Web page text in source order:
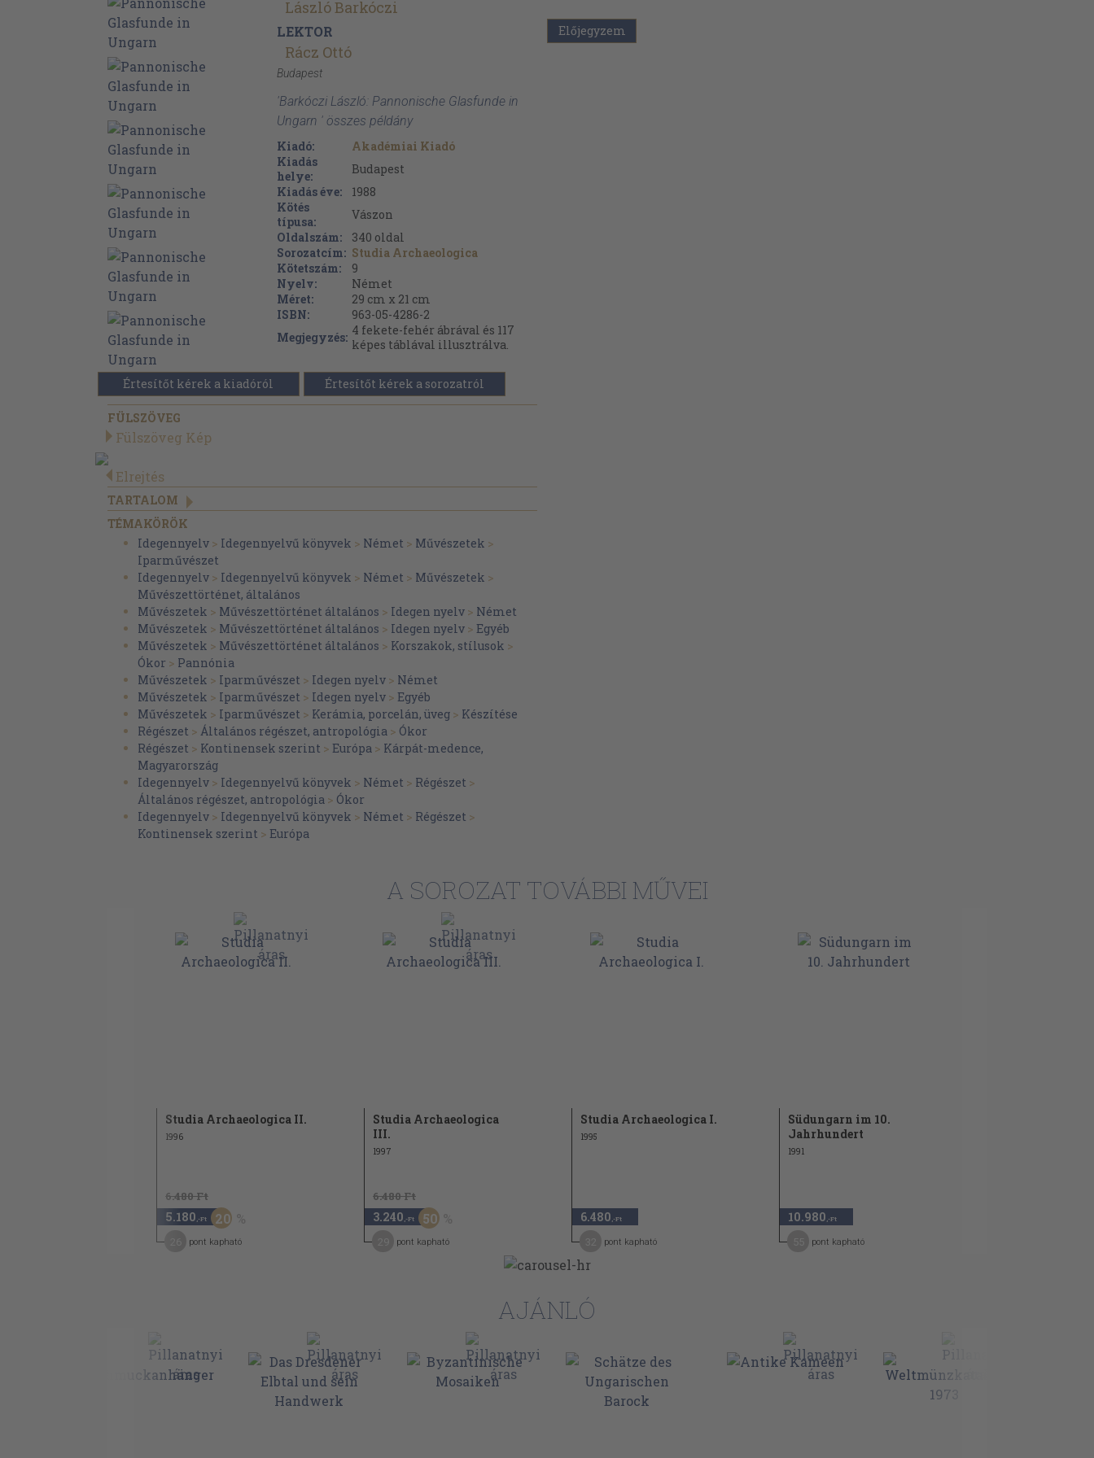
László Barkóczi
LEKTOR
Rácz Ottó
Budapest
'Barkóczi László: Pannonische Glasfunde in
Ungarn ' összes példány
Kiadó:
Akadémiai Kiadó
Kiadás
helye:
Budapest
Kiadás éve:
1988
Kötés
típusa:
Vászon
Oldalszám:
340 oldal
Sorozatcím: Studia Archaeologica
Kötetszám:
9
Nyelv:
Német
Méret:
29 cm x 21 cm
ISBN:
963-05-4286-2
Megjegyzés: 4 fekete-fehér ábrával és 117
képes táblával illusztrálva.
Értesítőt kérek a kiadóról Értesítőt kérek a sorozatról
FÜLSZÖVEG
Fülszöveg Kép
Elrejtés
TARTALOM
TÉMAKÖRÖK
Idegennyelv > Idegennyelvű könyvek > Német > Művészetek >
Iparművészet
Idegennyelv > Idegennyelvű könyvek > Német > Művészetek >
Művészettörténet, általános
Művészetek > Művészettörténet általános > Idegen nyelv > Német
Művészetek > Művészettörténet általános > Idegen nyelv > Egyéb
Művészetek > Művészettörténet általános > Korszakok, stílusok >
Ókor > Pannónia
Művészetek > Iparművészet > Idegen nyelv > Német
Művészetek > Iparművészet > Idegen nyelv > Egyéb
Művészetek > Iparművészet > Kerámia, porcelán, üveg > Készítése
Régészet > Általános régészet, antropológia > Ókor
Régészet > Kontinensek szerint > Európa > Kárpát-medence,
Magyarország
Idegennyelv > Idegennyelvű könyvek > Német > Régészet >
Általános régészet, antropológia > Ókor
Idegennyelv > Idegennyelvű könyvek > Német > Régészet >
Kontinensek szerint > Európa
Előjegyzem
A SOROZAT TOVÁBBI MŰVEI
Studia Archaeologica II.
1996
6.480 Ft
5.180 ,-Ft 20
pont kapható
Studia Archaeologica
III.
1997
6.480 Ft
3.240 ,-Ft 50
pont kapható
Studia Archaeologica I.
1995
6.480 ,-Ft
pont kapható
Südungarn im 10.
Jahrhundert
1991
10.980 ,-Ft
pont kapható
AJÁNLÓ